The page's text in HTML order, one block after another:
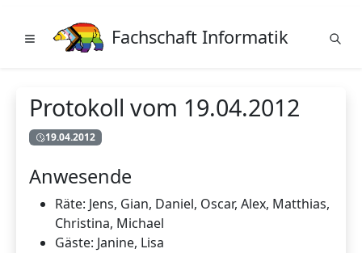
Fachschaft Informatik
Protokoll vom 19.04.2012
19.04.2012
Anwesende
Räte: Jens, Gian, Daniel, Oscar, Alex, Matthias,
Christina, Michael
Gäste: Janine, Lisa